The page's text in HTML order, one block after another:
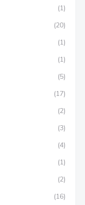
(1)
(20)
(1)
(1)
(5)
(17)
(2)
(3)
(4)
(1)
(2)
(16)